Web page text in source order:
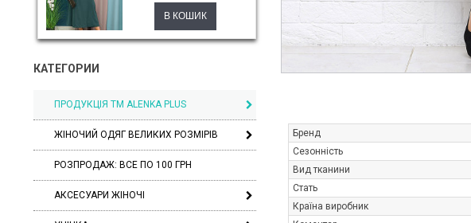
КАТЕГОРИИ
ПРОДУКЦІЯ ТМ ALENKA PLUS
ЖІНОЧИЙ ОДЯГ ВЕЛИКИХ РОЗМІРІВ
РОЗПРОДАЖ: ВСЕ ПО 100 ГРН
АКСЕСУАРИ ЖІНОЧІ
Бренд
Сезонність
Вид тканини
Стать
Країна виробник